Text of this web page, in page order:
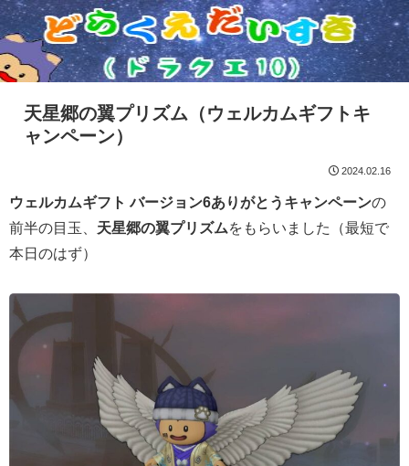
天星郷の翼プリズム（ウェルカムギフトキ
ャンペーン）
2024.02.16
ウェルカムギフト バージョン6ありがとうキャンペーンの
前半の目玉、 天星郷の翼プリズムをもらいました（最短で
本日のはず）